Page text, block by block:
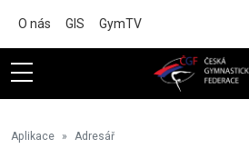
O nás GIS GymTV
Aplikace Adresář